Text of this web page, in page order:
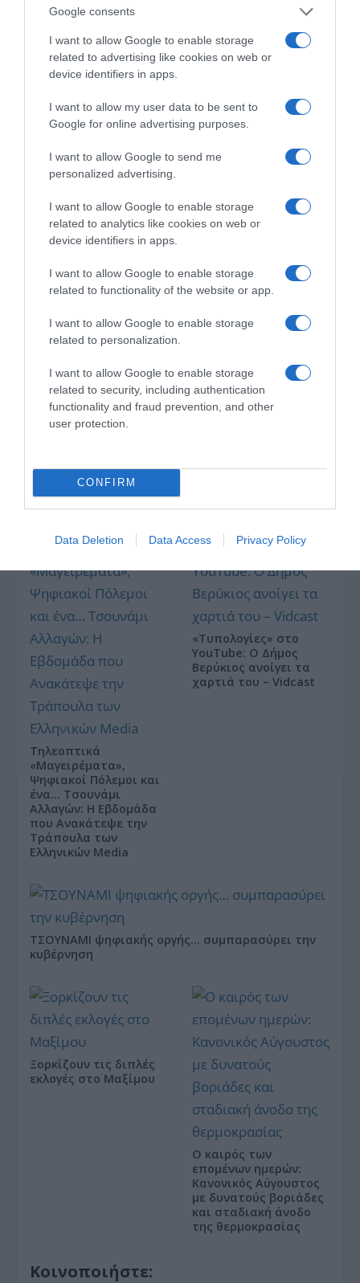
Google consents
I want to allow Google to enable storage
related to advertising like cookies on web or
device identifiers in apps.
I want to allow my user data to be sent to
Google for online advertising purposes.
I want to allow Google to send me
personalized advertising.
I want to allow Google to enable storage
related to analytics like cookies on web or
device identifiers in apps.
I want to allow Google to enable storage
related to functionality of the website or app.
I want to allow Google to enable storage
related to personalization.
I want to allow Google to enable storage
related to security, including authentication
functionality and fraud prevention, and other
user protection.
CONFIRM
Data Deletion Data Access Privacy Policy
Αυτό το εύκολο
hairstyle παραλίας
είναι ό,τι πιο chic για
τα beach looks σου
διακοπές με
κατοικίδιο: Η checklist
Fitness routine για το καλοκαίρι: 4 hacks που
Τσακώνεσαι συνέχεια;
Ίσως φταις
νομίζεις
Πώς να φτιάξεις το
λίγα λεπτά
Οι «Τυπολογίες» περνούν στην εικόνα, έχοντας
ως πρώτο καλεσμένο στο νέο vidcast τον Παύλο
Μαρινάκη
Τηλεοπτικά
«Μαγειρέματα»,
Ψηφιακοί Πόλεμοι και
ένα… Τσουνάμι
Αλλαγών: Η Εβδομάδα
που Ανακάτεψε την
Τράπουλα των
Ελληνικών Media
«Τυπολογίες» στο
YouTube: Ο Δήμος
Βερύκιος ανοίγει τα
χαρτιά του – Vidcast
ΤΣΟΥΝΑΜΙ ψηφιακής οργής… συμπαρασύρει την
κυβέρνηση
Ξορκίζουν τις διπλές
εκλογές στο Μαξίμου
Ο καιρός των
επομένων ημερών:
Κανονικός Αύγουστος
με δυνατούς βοριάδες
και σταδιακή άνοδο
της θερμοκρασίας
Κοινοποιήστε: